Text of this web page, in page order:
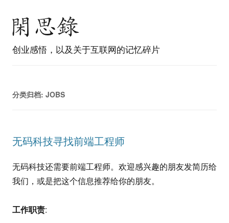
创业感悟，以及关于互联网的记忆碎片
分类归档: JOBS
无码科技寻找前端工程师
无码科技还需要前端工程师。欢迎感兴趣的朋友发简历给
我们，或是把这个信息推荐给你的朋友。
工作职责: